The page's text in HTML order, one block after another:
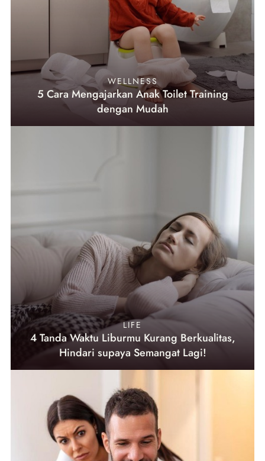
WELLNESS
5 Cara Mengajarkan Anak Toilet Training
dengan Mudah
LIFE
4 Tanda Waktu Liburmu Kurang Berkualitas,
Hindari supaya Semangat Lagi!